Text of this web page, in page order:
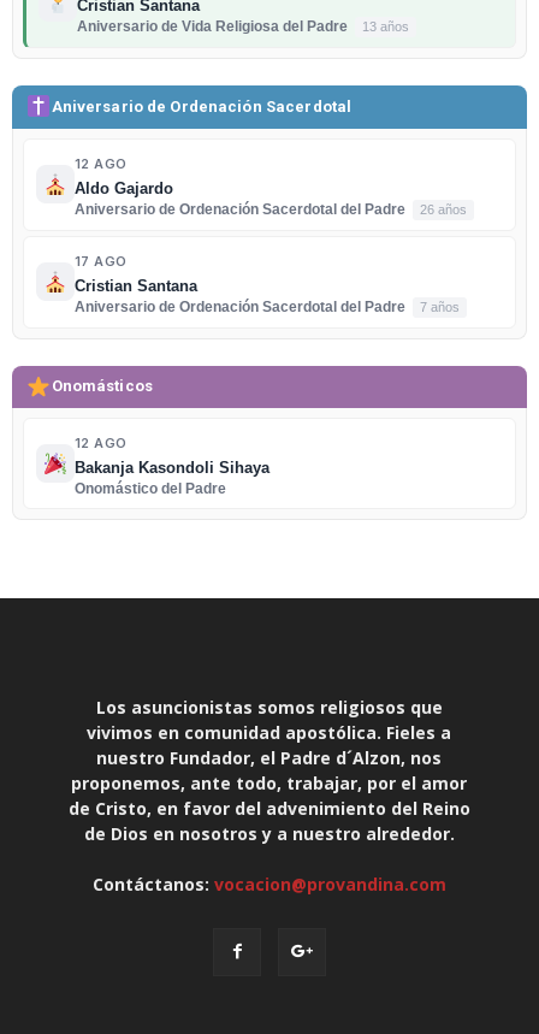
Cristian Santana
Aniversario de Vida Religiosa del Padre
13 años
Aniversario de Ordenación Sacerdotal
12 AGO
Aldo Gajardo
Aniversario de Ordenación Sacerdotal del Padre
26 años
17 AGO
Cristian Santana
Aniversario de Ordenación Sacerdotal del Padre
7 años
Onomásticos
12 AGO
Bakanja Kasondoli Sihaya
Onomástico del Padre
Los asuncionistas somos religiosos que
vivimos en comunidad apostólica. Fieles a
nuestro Fundador, el Padre d´Alzon, nos
proponemos, ante todo, trabajar, por el amor
de Cristo, en favor del advenimiento del Reino
de Dios en nosotros y a nuestro alrededor.
Contáctanos: vocacion@provandina.com